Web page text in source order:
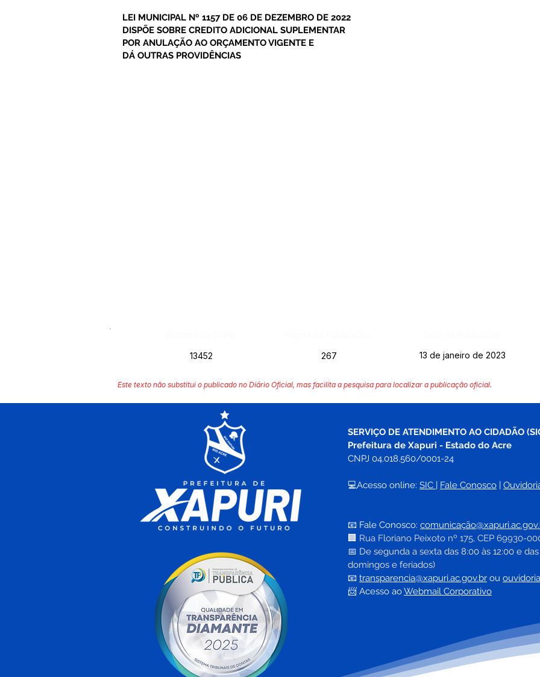
LEI MUNICIPAL Nº 1157 DE 06 DE DEZEMBRO DE 2022
DISPÕE SOBRE CREDITO ADICIONAL SUPLEMENTAR
POR ANULAÇÃO AO ORÇAMENTO VIGENTE E
DÁ OUTRAS PROVIDÊNCIAS
13452 267 13 de janeiro de 2023
Este texto não substitui o publicado no Diário Oficial, mas facilita a pesquisa para localizar a publicação oficial.
SERVIÇO DE ATENDIMENTO AO CIDADÃO
Prefeitura de Xapuri - Estado do Acre
CNPJ 04.018.560/0001-24
💻Acesso online: SIC | Fale Conosco |
📧 Fale Conosco:
🏢 Rua Floriano Peixoto nº 175, CEP 69930-
📅 De segunda a sexta das 8:00 às 12:00 e
domingos e feriados)
📧 transparencia@xapuri.ac.gov.br ou
📨 Acesso ao Webmail Corporativo